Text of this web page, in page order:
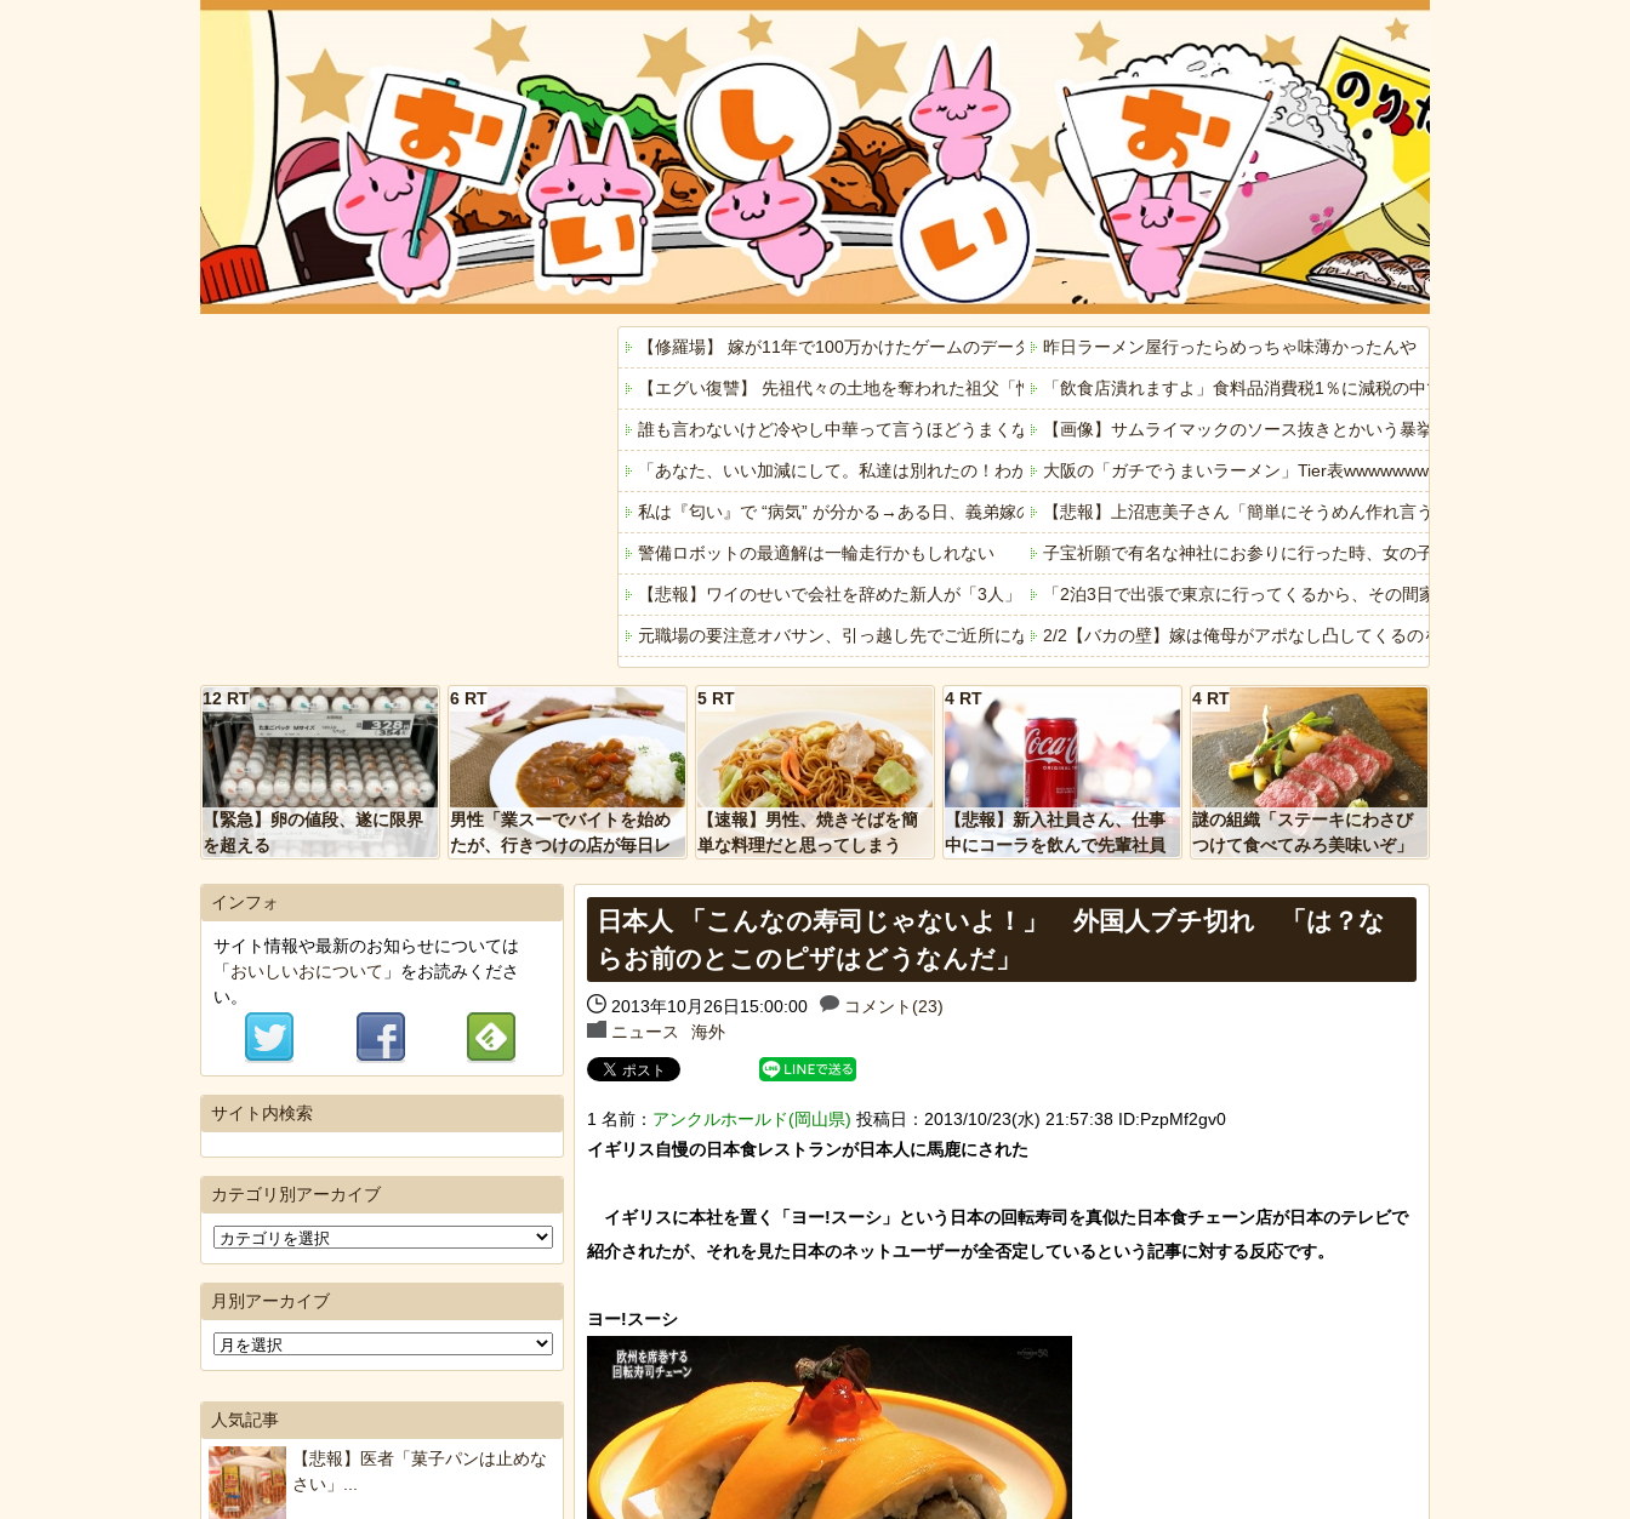
【修羅場】 嫁が11年で100万かけたゲームのデータを消した８歳の息子。理由は嫁が叱った腹いせ→滅多に怒らない嫁が子供に
【エグい復讐】 先祖代々の土地を奪われた祖父「憎い！命が尽きても奴らに絶対復讐してやる！！」→祖父が亡くなりその土地
誰も言わないけど冷やし中華って言うほどうまくないよね
「あなた、いい加減にして。私達は別れたの！わかってるの！天井にへばりついてニタニタ笑ってないで出て行って！」←2年
私は『匂い』で “病気” が分かる→ある日、義弟嫁の子供から「ガンの匂い」がし始めたので、夫経由で「ガンではないか」と伝
警備ロボットの最適解は一輪走行かもしれない
【悲報】ワイのせいで会社を辞めた新人が「3人」もいたことが発覚ｗｗｗｗｗ
元職場の要注意オバサン、引っ越し先でご近所になり粘着開始！！「どこまで送って！」から始まり半年も経つと「お金貸して
【衝撃】川口被告(19)に無期懲役 江別大学生殺人事件、19歳で取り返しのつかない代償を背負うことに
「これで11万取られたの!?」あるX民が玄関ドアノブの修理を頼んだら…とんでもない事になった😱
「アメリカのヤンキーがアジア人にケンカを売った結果ｗｗｗ」 ほか
「あなたはアメリカを愛していますか」「はい」トランプ、国防総省職員数千人をウソ発見器にかける方針
ヒーローのサバイバルアクション Siege Survivors
【中国】パトカーの前で好演技www当たり屋やお煽り運転など盛りだくさん
Powered by livedoor 相互RSS
昨日ラーメン屋行ったらめっちゃ味薄かったんや
「飲食店潰れますよ」食料品消費税1％に減税の中で上がる懸念
【画像】サムライマックのソース抜きとかいう暴挙ｗｗｗｗｗ
大阪の「ガチでうまいラーメン」Tier表wwwwwww
【悲報】上沼恵美子さん「簡単にそうめん作れ言うけど、そうめん作りて地
子宝祈願で有名な神社にお参りに行った時、女の子が生まれるという赤い
「2泊3日で出張で東京に行ってくるから、その間家のことはよろしくね」
2/2【バカの壁】嫁は俺母がアポなし凸してくるのを嫌うし、母は悪意があ
元職場の要注意オバサン、引っ越し先でご近所になり粘着開始！！「どこ
全国を旅行で周るのが趣味の奴でも最後まで残ってそうな都道府県ってどこ
「これでよく走れるな…」あるX民が撮影したトラックの荷物の積み方が激
みんなは職場のBBQなに持ってけば嬉しい？
【悲報】味噌ラーメンで行列、出来ない
12 RT
【緊急】卵の値段、遂に限界
を超える
6 RT
男性「業スーでバイトを始め
たが、行きつけの店が毎日レ
5 RT
【速報】男性、焼きそばを簡
単な料理だと思ってしまう
4 RT
【悲報】新入社員さん、仕事
中にコーラを飲んで先輩社員
4 RT
謎の組織「ステーキにわさび
つけて食べてみろ美味いぞ」
日本人 「こんなの寿司じゃないよ！」 外国人ブチ切れ 「は？な
らお前のとこのピザはどうなんだ」
2013年10月26日15:00:00
コメント(23)
ニュース
海外
1 名前： アンクルホールド(岡山県) 投稿日：2013/10/23(水) 21:57:38 ID:PzpMf2gv0
イギリス自慢の日本食レストランが日本人に馬鹿にされた
イギリスに本社を置く「ヨー!スーシ」という日本の回転寿司を真似た日本食チェーン店が日本のテレビで
紹介されたが、それを見た日本のネットユーザーが全否定しているという記事に対する反応です。
インフォ
サイト情報や最新のお知らせについては
「おいしいおについて 」をお読みくださ
い。
サイト内検索
カテゴリ別アーカイブ
月別アーカイブ
人気記事
【悲報】医者「菓子パンは止めな
さい」...